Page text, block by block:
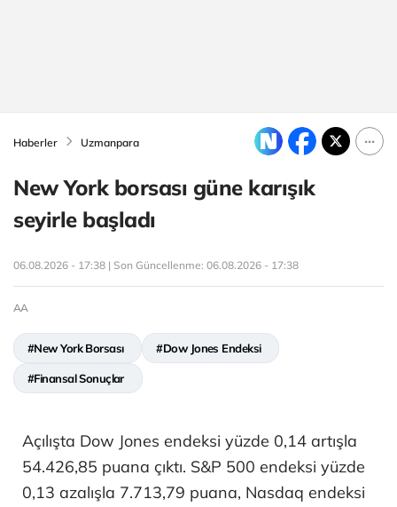
Haberler Uzmanpara
New York borsası güne karışık
seyirle başladı
06.08.2026 - 17:38 | Son Güncellenme: 06.08.2026 - 17:38
AA
#New York Borsası #Dow Jones Endeksi
#Finansal Sonuçlar
Açılışta Dow Jones endeksi yüzde 0,14 artışla
54.426,85 puana çıktı. S&P 500 endeksi yüzde
0,13 azalışla 7.713,79 puana, Nasdaq endeksi